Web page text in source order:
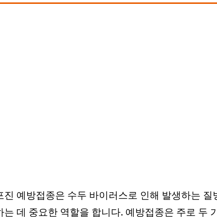
진 예방접종은 수두 바이러스로 인해 발생하는 질
는 데 중요한 역할을 합니다. 예방접종은 주로 두